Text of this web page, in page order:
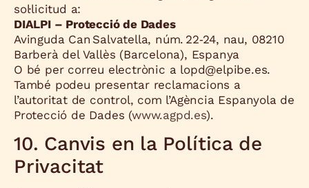
sol·licitud a:
DIALPI – Protecció de Dades
Avinguda Can Salvatella, núm. 22‑24, nau, 08210
Barberà del Vallès (Barcelona), Espanya
O bé per correu electrònic a lopd@elpibe.es.
També podeu presentar reclamacions a
l’autoritat de control, com l’Agència Espanyola de
Protecció de Dades (www.agpd.es).
10. Canvis en la Política de
Privacitat